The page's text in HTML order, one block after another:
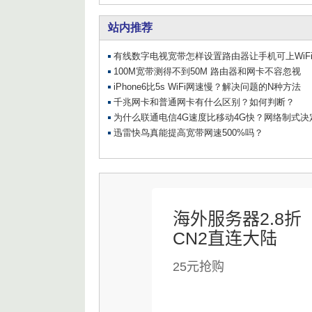
海外服务器2.8折
CN2直连大陆
25元抢购